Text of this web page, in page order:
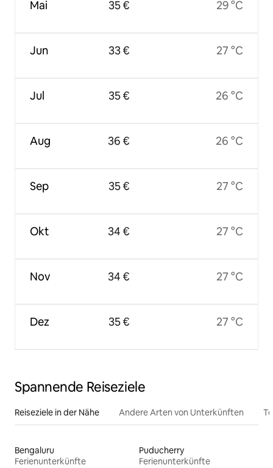
Mai
Jun
Jul
Aug
Sep
Okt
Nov
Dez
35 €
33 €
35 €
36 €
35 €
34 €
34 €
35 €
29 °C
27 °C
26 °C
26 °C
27 °C
27 °C
27 °C
27 °C
Spannende Reiseziele
Reiseziele in der Nähe Andere Arten von Unterkünften
Bengaluru
Ferienunterkünfte
Puducherry
Ferienunterkünfte